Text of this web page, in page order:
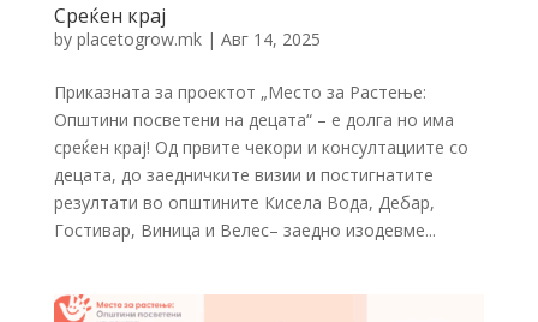
Среќен крај
by placetogrow.mk| Авг 14, 2025
Приказната за проектот „Место за Растење:
Општини посветени на децата“ – е долга но има
среќен крај! Од првите чекори и консултациите со
децата, до заедничките визии и постигнатите
резултати во општините Кисела Вода, Дебар,
Гостивар, Виница и Велес– заедно изодевме...